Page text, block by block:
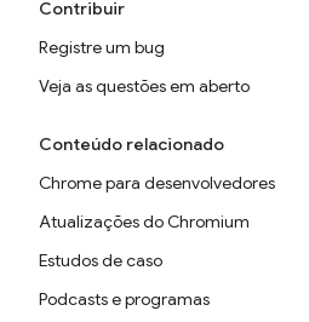
Contribuir
Registre um bug
Veja as questões em aberto
Conteúdo relacionado
Chrome para desenvolvedores
Atualizações do Chromium
Estudos de caso
Podcasts e programas